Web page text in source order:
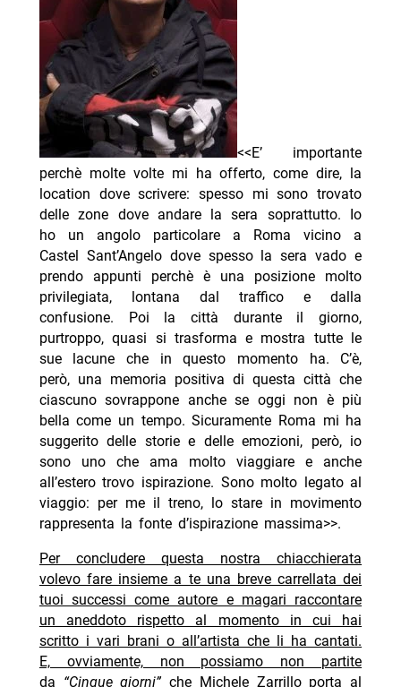
<<E’ importante
perchè molte volte mi ha offerto, come dire, la
location dove scrivere: spesso mi sono trovato
delle zone dove andare la sera soprattutto. Io
ho un angolo particolare a Roma vicino a
Castel Sant’Angelo dove spesso la sera vado e
prendo appunti perchè è una posizione molto
privilegiata, lontana dal traffico e dalla
confusione. Poi la città durante il giorno,
purtroppo, quasi si trasforma e mostra tutte le
sue lacune che in questo momento ha. C’è,
però, una memoria positiva di questa città che
ciascuno sovrappone anche se oggi non è più
bella come un tempo. Sicuramente Roma mi ha
suggerito delle storie e delle emozioni, però, io
sono uno che ama molto viaggiare e anche
all’estero trovo ispirazione. Sono molto legato al
viaggio: per me il treno, lo stare in movimento
rappresenta la fonte d’ispirazione massima>>.
Per concludere questa nostra chiacchierata
volevo fare insieme a te una breve carrellata dei
tuoi successi come autore e magari raccontare
un aneddoto rispetto al momento in cui hai
scritto i vari brani o all’artista che li ha cantati.
E, ovviamente, non possiamo non partite
da “Cinque giorni”che Michele Zarrillo porta al